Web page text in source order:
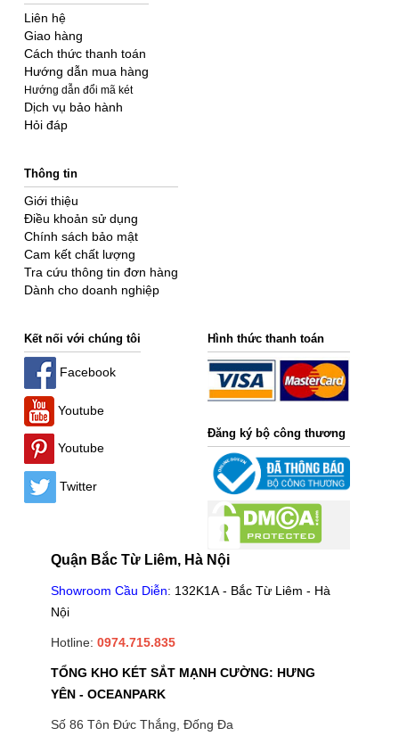
Liên hệ
Giao hàng
Cách thức thanh toán
Hướng dẫn mua hàng
Hướng dẫn đổi mã két
Dịch vụ bảo hành
Hỏi đáp
Thông tin
Giới thiệu
Điều khoản sử dụng
Chính sách bảo mật
Cam kết chất lượng
Tra cứu thông tin đơn hàng
Dành cho doanh nghiệp
Kết nối với chúng tôi
Facebook
Youtube
Youtube
Twitter
Hình thức thanh toán
Đăng ký bộ công thương
Quận Bắc Từ Liêm, Hà Nội
Showroom Cầu Diễn: 132K1A - Bắc Từ Liêm - Hà
Nội
Hotline: 0974.715.835
TỔNG KHO KÉT SẮT MẠNH CƯỜNG: HƯNG
YÊN - OCEANPARK
Số 86 Tôn Đức Thắng, Đống Đa